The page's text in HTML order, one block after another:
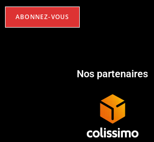
Nos partenaires